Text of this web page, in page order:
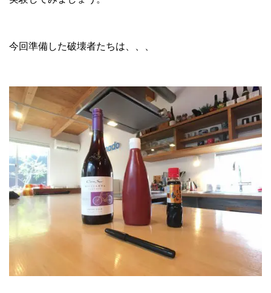
今回準備した破壊者たちは、、、